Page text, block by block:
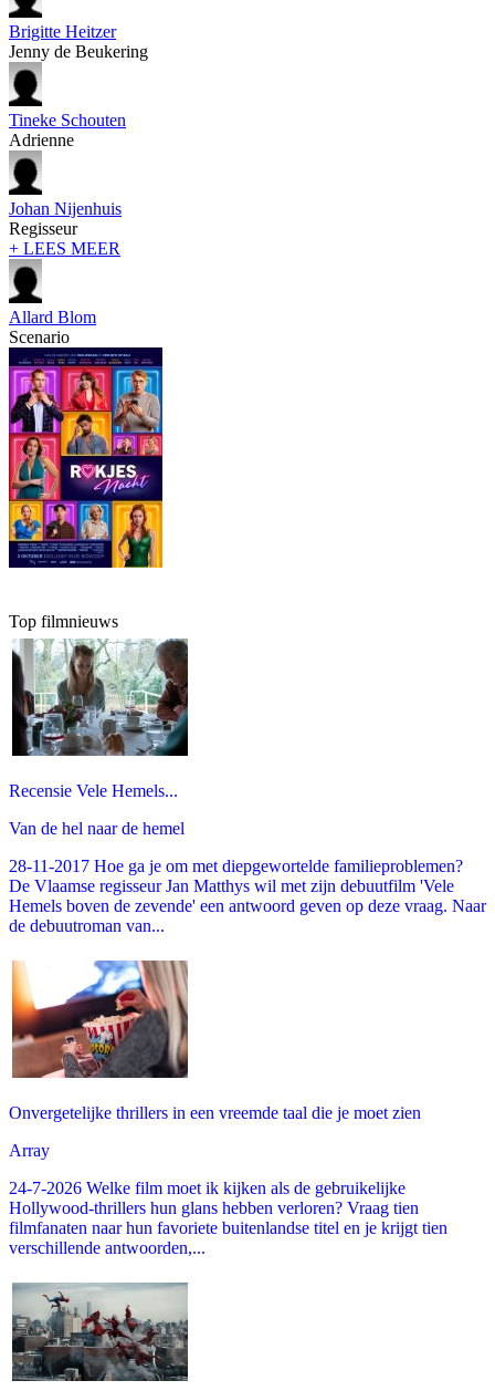
Brigitte Heitzer
Jenny de Beukering
Tineke Schouten
Adrienne
Johan Nijenhuis
Regisseur
+ LEES MEER
Allard Blom
Scenario
Top filmnieuws
Recensie Vele Hemels...
Van de hel naar de hemel
28-11-2017 Hoe ga je om met diepgewortelde familieproblemen?
De Vlaamse regisseur Jan Matthys wil met zijn debuutfilm 'Vele
Hemels boven de zevende' een antwoord geven op deze vraag. Naar
de debuutroman van...
Onvergetelijke thrillers in een vreemde taal die je moet zien
Array
24-7-2026 Welke film moet ik kijken als de gebruikelijke
Hollywood-thrillers hun glans hebben verloren? Vraag tien
filmfanaten naar hun favoriete buitenlandse titel en je krijgt tien
verschillende antwoorden,...